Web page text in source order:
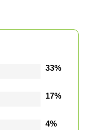
33%
17%
4%